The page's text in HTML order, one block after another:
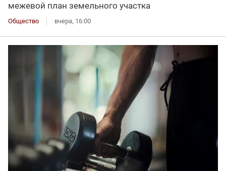
межевой план земельного участка
Общество вчера, 16:00